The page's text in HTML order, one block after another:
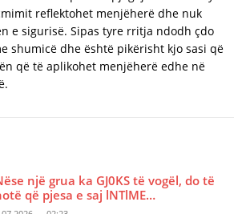
reflektohet menjëherë dhe nuk
e sigurisë. Sipas tyre rritja ndodh çdo
shumicë dhe është pikërisht kjo sasi që
që të aplikohet menjëherë edhe në
një grua ka GJ0KS të vogël, do të
që pjesa e saj lNTlME…